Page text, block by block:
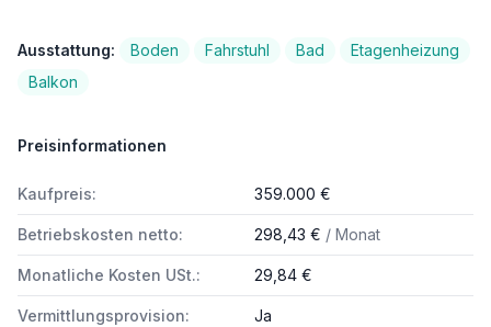
Ausstattung: Boden Fahrstuhl Bad
Etagenheizung
Balkon
Preisinformationen
Kaufpreis: 359.000 €
Betriebskosten netto: 298,43 € / Monat
Monatliche Kosten USt.: 29,84 €
Vermittlungsprovision: Ja